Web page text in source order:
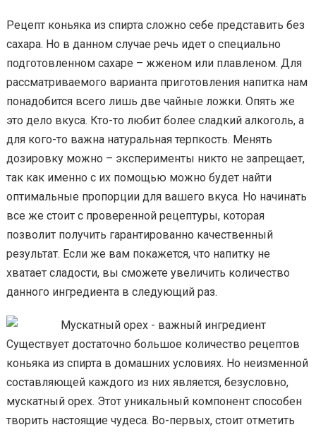
Рецепт коньяка из спирта сложно себе представить без
сахара. Но в данном случае речь идет о специально
подготовленном сахаре – жженом или плавленом. Для
рассматриваемого варианта приготовления напитка нам
понадобится всего лишь две чайные ложки. Опять же
это дело вкуса. Кто-то любит более сладкий алкоголь, а
для кого-то важна натуральная терпкость. Менять
дозировку можно – эксперименты никто не запрещает,
так как именно с их помощью можно будет найти
оптимальные пропорции для вашего вкуса. Но начинать
все же стоит с проверенной рецептуры, которая
позволит получить гарантированно качественный
результат. Если же вам покажется, что напитку не
хватает сладости, вы сможете увеличить количество
данного ингредиента в следующий раз.
Существует достаточно большое количество рецептов
коньяка из спирта в домашних условиях. Но неизменной
составляющей каждого из них является, безусловно,
мускатный орех. Этот уникальный компонент способен
творить настоящие чудеса. Во-первых, стоит отметить